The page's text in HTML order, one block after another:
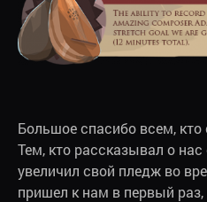
Большое спасибо всем,
Тем, кто рассказывал о
увеличил свой пледж во
пришел к нам в первый раз,